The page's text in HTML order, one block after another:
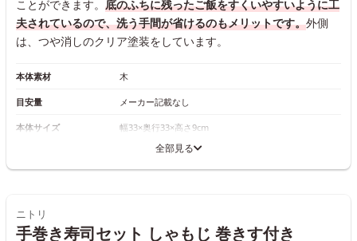
ことができます。 底のふちに残ったご飯をすくいやすいように工
夫されているので、洗う手間が省けるのもメリットです。外側
は、つや消しのクリア塗装をしています。
本体素材 木
目安量 メーカー記載なし
本体サイズ 幅33×奥行33×高さ9cm
全部見る
ニトリ
手巻き寿司セット しゃもじ 巻きす付き